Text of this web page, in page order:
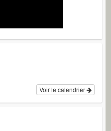
Voir le calendrier